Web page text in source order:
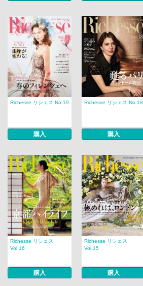
Richesse リシェス No.19
購入
Richesse リシェス No.18
購入
Richesse リシェス
Vol.16
購入
Richesse リシェス
Vol.15
購入